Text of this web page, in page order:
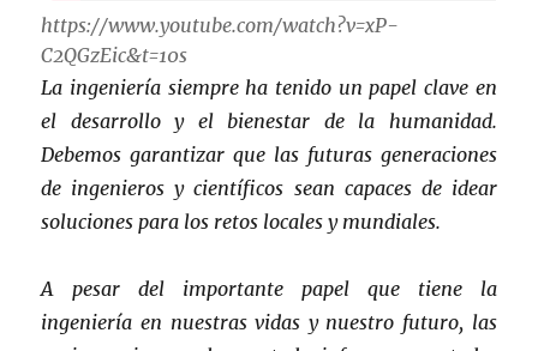
https://www.youtube.com/watch?v=xP-
C2QGzEic&t=10s
La ingeniería siempre ha tenido un papel clave en
el desarrollo y el bienestar de la humanidad.
Debemos garantizar que las futuras generaciones
de ingenieros y científicos sean capaces de idear
soluciones para los retos locales y mundiales.
A pesar del importante papel que tiene la
ingeniería en nuestras vidas y nuestro futuro, las